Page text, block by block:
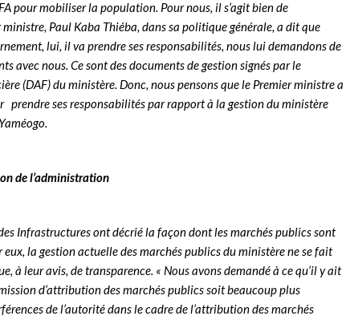
pour mobiliser la population. Pour nous, il s’agit bien de
Paul Kaba Thiéba, dans sa politique générale, a dit que
lui, il va prendre ses responsabilités, nous lui demandons de
avec nous. Ce sont des documents de gestion signés par le
(DAF) du ministère. Donc, nous pensons que le Premier ministre a
prendre ses responsabilités par rapport à la gestion du ministère
de l’administration
Infrastructures ont décrié la façon dont les marchés publics sont
eux, la gestion actuelle des marchés publics du ministère ne se fait
à leur avis, de transparence. « Nous avons demandé à ce qu’il y ait
d’attribution des marchés publics soit beaucoup plus
de l’autorité dans le cadre de l’attribution des marchés